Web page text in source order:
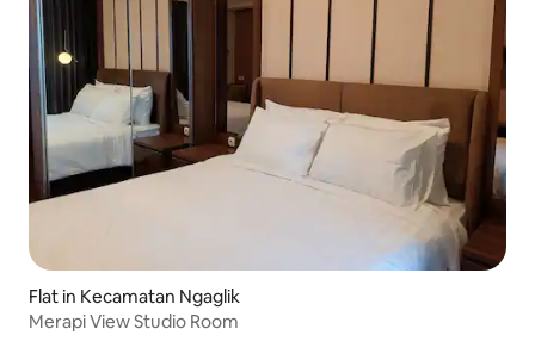
Flat in Kecamatan Ngaglik
Merapi View Studio Room